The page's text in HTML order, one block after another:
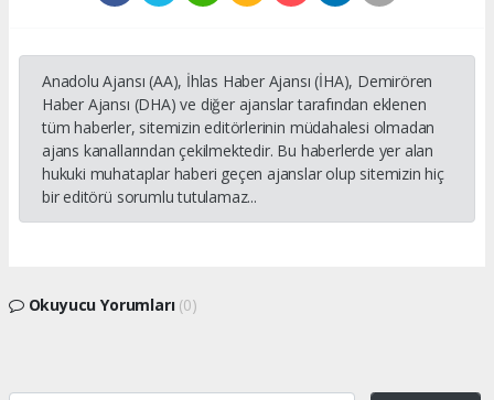
Anadolu Ajansı (AA), İhlas Haber Ajansı (İHA), Demirören
Haber Ajansı (DHA) ve diğer ajanslar tarafından eklenen
tüm haberler, sitemizin editörlerinin müdahalesi olmadan
ajans kanallarından çekilmektedir. Bu haberlerde yer alan
hukuki muhataplar haberi geçen ajanslar olup sitemizin hiç
bir editörü sorumlu tutulamaz...
Okuyucu Yorumları (0)